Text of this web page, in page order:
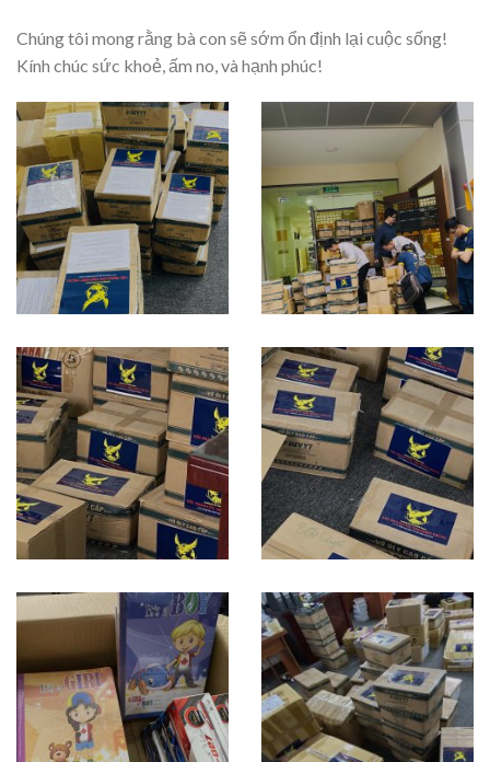
Chúng tôi mong rằng bà con sẽ sớm ổn định lại cuộc sống!
Kính chúc sức khoẻ, ấm no, và hạnh phúc!